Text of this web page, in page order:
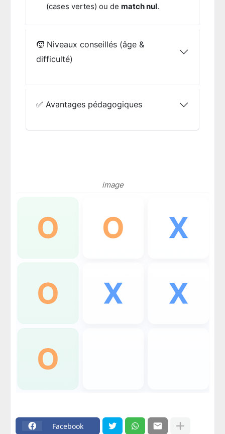
(cases vertes) ou de match nul.
🧒 Niveaux conseillés (âge &
difficulté)
✅ Avantages pédagogiques
image
Facebook